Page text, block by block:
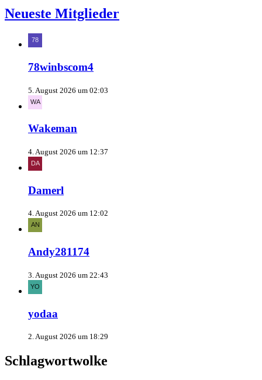
Neueste Mitglieder
78winbscom4
5. August 2026 um 02:03
Wakeman
4. August 2026 um 12:37
Damerl
4. August 2026 um 12:02
Andy281174
3. August 2026 um 22:43
yodaa
2. August 2026 um 18:29
Schlagwortwolke